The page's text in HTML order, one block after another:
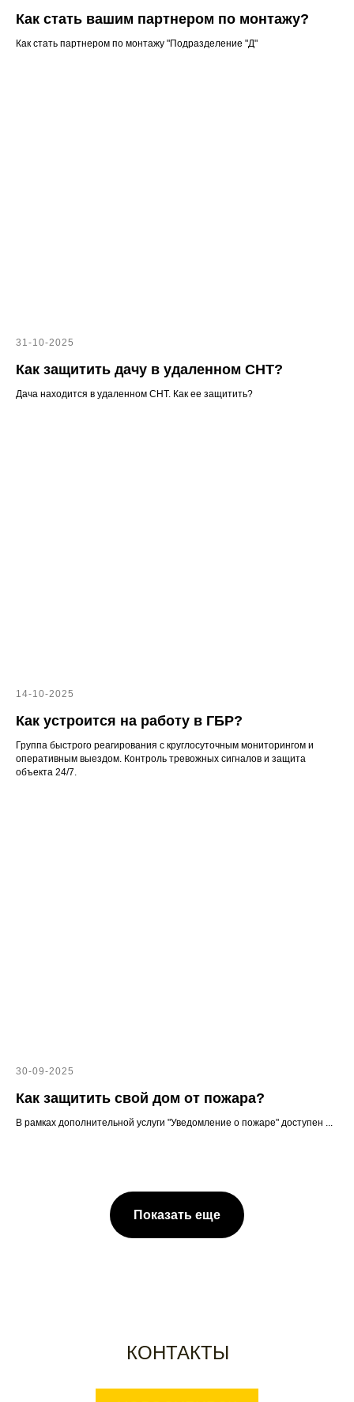
Как стать вашим партнером по монтажу?
Как стать партнером по монтажу "Подразделение "Д"
31-10-2025
Как защитить дачу в удаленном СНТ?
Дача находится в удаленном СНТ. Как ее защитить?
14-10-2025
Как устроится на работу в ГБР?
Группа быстрого реагирования с круглосуточным мониторингом и
оперативным выездом. Контроль тревожных сигналов и защита
объекта 24/7.
30-09-2025
Как защитить свой дом от пожара?
В рамках дополнительной услуги "Уведомление о пожаре" доступен ...
Показать еще
КОНТАКТЫ